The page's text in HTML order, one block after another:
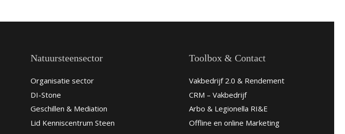
Natuursteensector
Organisatie sector
DI-Stone
Geschillen & Mediation
Lid Kenniscentrum Steen
Toolbox & Contact
Vakbedrijf 2.0 & Rendement
CRM – Vakbedrijf
Arbo & Legionella RI&E
Offline en online Marketing